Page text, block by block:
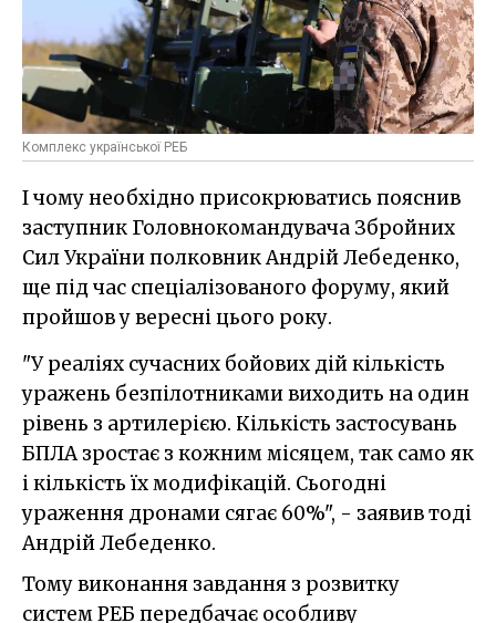
Комплекс української РЕБ
І чому необхідно присокрюватись пояснив
заступник Головнокомандувача Збройних
Сил України полковник Андрій Лебеденко,
ще під час спеціалізованого форуму, який
пройшов у вересні цього року.
"У реаліях сучасних бойових дій кількість
уражень безпілотниками виходить на один
рівень з артилерією. Кількість застосувань
БПЛА зростає з кожним місяцем, так само як
і кількість їх модифікацій. Сьогодні
ураження дронами сягає 60%", - заявив тоді
Андрій Лебеденко.
Тому виконання завдання з розвитку
систем РЕБ передбачає особливу